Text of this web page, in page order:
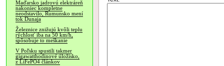
Maďarsko jadrovú elektráreň
nakoniec kompletne
neodstavilo, Rumunsko mení
tok Dunaja
Železnice znižujú kvôli teplu
rýchlosť iba na 50 km/h,
spôsobuje to meškanie
V Poľsku spustili takmer
gigawatthodinové úložisko,
z LiFePO4 článkov